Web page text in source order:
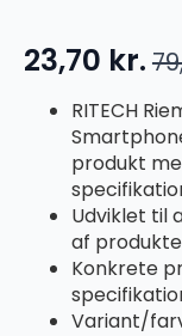
Den
pris
var:
79,00 kr..
23,70 kr.
Den
aktuelle
pris
23,70 kr..
RITECH
produkt
Udviklet til
af
Konkrete
Variant/